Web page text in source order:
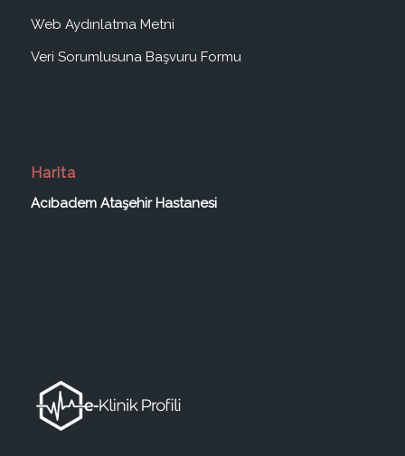
Web Aydınlatma Metni
Veri Sorumlusuna Başvuru Formu
Harita
Acıbadem Ataşehir Hastanesi